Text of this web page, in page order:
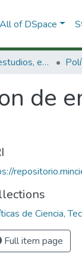
All of DSpace
3.2.1. Políticas, estudios, evaluaciones e indicadores de CTeI
de
de Ciencia,
Full item page